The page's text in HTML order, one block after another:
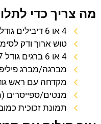
מה צריך כדי
4 או 6 דיבילים גודל 7
טוש ארוך ודק
4 או 6 ברגים גודל 7
מברגה/מברג
מקדחה עם ראש
מנטים/ספייסרים
תמונת זכוכית